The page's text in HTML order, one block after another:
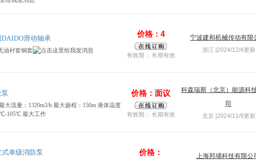
DAIDO滑动轴承
油衬套铜套
价格：4
有效期： 长期有效
宁波建和机械传动有限
浙江 |2024/12/4更新
大流量：1320m3/h 最大扬程：150m 液体温度
105℃ 最大工作
价格：面议
有效期： 长期有效
科森瑞斯（北京）能源科
司
北京 |2024/11/9更新
单级消防泵 价格： 上海邦埔科技有限公